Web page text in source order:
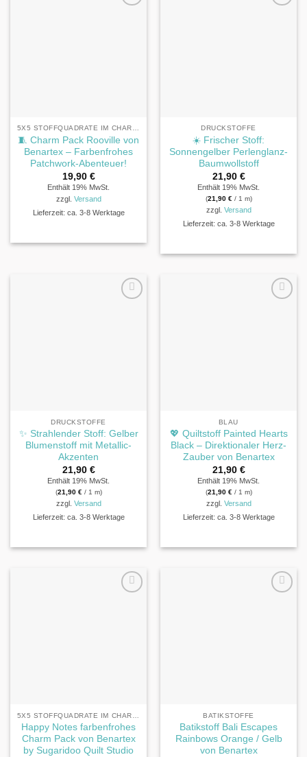
5X5 STOFFQUADRATE IM CHARM PACK® FORMAT
🧵 Charm Pack Rooville von
Benartex – Farbenfrohes
Patchwork-Abenteuer!
19,90 €
Enthält 19% MwSt.
zzgl. Versand
Lieferzeit: ca. 3-8 Werktage
DRUCKSTOFFE
☀️ Frischer Stoff:
Sonnengelber Perlenglanz-
Baumwollstoff
21,90 €
Enthält 19% MwSt.
(21,90 € / 1 m)
zzgl. Versand
Lieferzeit: ca. 3-8 Werktage
DRUCKSTOFFE
✨ Strahlender Stoff: Gelber
Blumenstoff mit Metallic-
Akzenten
21,90 €
Enthält 19% MwSt.
(21,90 € / 1 m)
zzgl. Versand
Lieferzeit: ca. 3-8 Werktage
BLAU
💖 Quiltstoff Painted Hearts
Black – Direktionaler Herz-
Zauber von Benartex
21,90 €
Enthält 19% MwSt.
(21,90 € / 1 m)
zzgl. Versand
Lieferzeit: ca. 3-8 Werktage
Happy Notes farbenfrohes
Charm Pack von Benartex
by Sugaridoo Quilt Studio
BATIKSTOFFE
Batikstoff Bali Escapes
Rainbows Orange / Gelb
von Benartex